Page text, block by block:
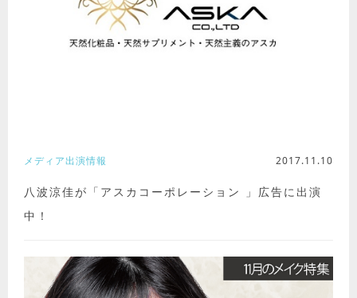
八波涼佳が「アスカコーポレーション 」広告に出演
中！
メディア出演情報 2017.11.10